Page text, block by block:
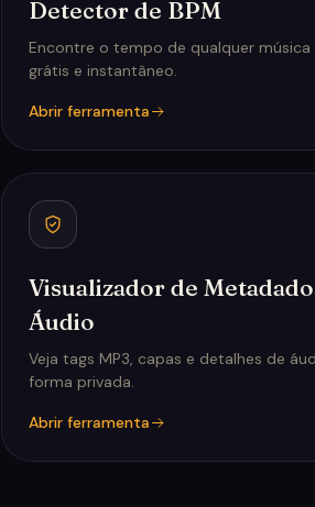
Detector de BPM
Encontre o tempo de qualquer
grátis e instantâneo.
Abrir ferramenta
Visualizador de
Áudio
Veja tags MP3, capas e detalhes de
forma privada.
Abrir ferramenta